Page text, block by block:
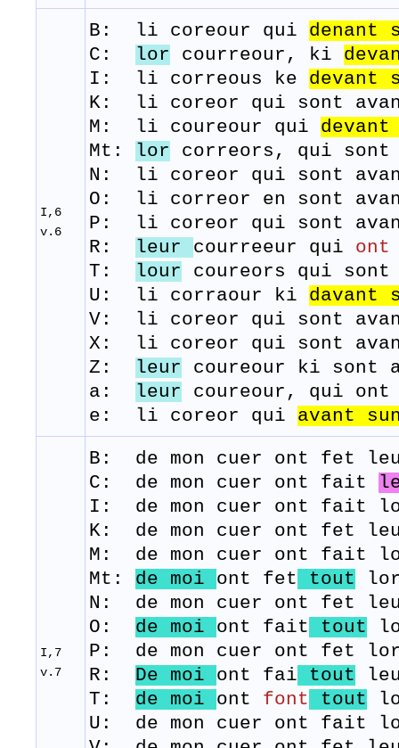
I,6
v.6
B: li coreour qui denant
C:
lor courreour, ki
I: li correous ke devant
K: li coreor qui sont
M:
li coureour qui devant
Mt:
lor correors, qui sont
N: li coreor qui sont
O: li correor en sont
P: li coreor qui sont
R: ​
leur courreeur qui ont
T:
lour coureors qui sont
U: li corraour ki davant
V: li coreor qui sont
X: li coreor qui sont
Z:
leur coureour ki sont
a:
leur coureour, qui
e: li coreor qui avant
I,7
v.7
B: de mon cuer ont fet
C: de mon cuer ont fait
I: de mon cuer ont fait
K: de mon cuer ont fet
M: de mon cuer ont fait
Mt: de moi ont fet tout
N: de mon cuer ont fet
O: de moi ont fait tout
P: de mon cuer ont fet
​R: De moi ont fai tout
T: de moi ont font tout
​U: de mon cuer ont fait